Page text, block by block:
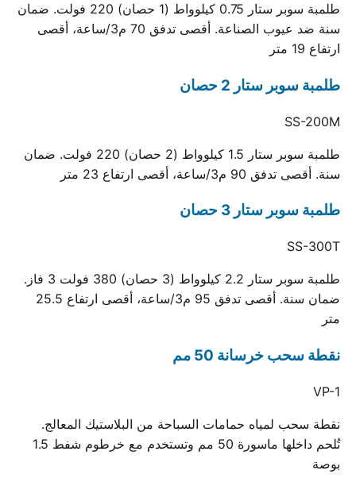
طلمبة سوبر ستار 0.75 كيلوواط (1 حصان) 220 فولت. ضمان
سنة ضد عيوب الصناعة. أقصى تدفق 70 م3/ساعة، أقصى
ارتفاع 19 متر
طلمبة سوبر ستار 2 حصان
SS-200M
طلمبة سوبر ستار 1.5 كيلوواط (2 حصان) 220 فولت. ضمان
سنة. أقصى تدفق 90 م3/ساعة، أقصى ارتفاع 23 متر
طلمبة سوبر ستار 3 حصان
SS-300T
طلمبة سوبر ستار 2.2 كيلوواط (3 حصان) 380 فولت 3 فاز.
ضمان سنة. أقصى تدفق 95 م3/ساعة، أقصى ارتفاع 25.5
متر
نقطة سحب خرسانة 50 مم
VP-1
نقطة سحب لمياه حمامات السباحة من البلاستيك المعالج.
تُلحم داخلها ماسورة 50 مم وتستخدم مع خرطوم شفط 1.5
بوصة